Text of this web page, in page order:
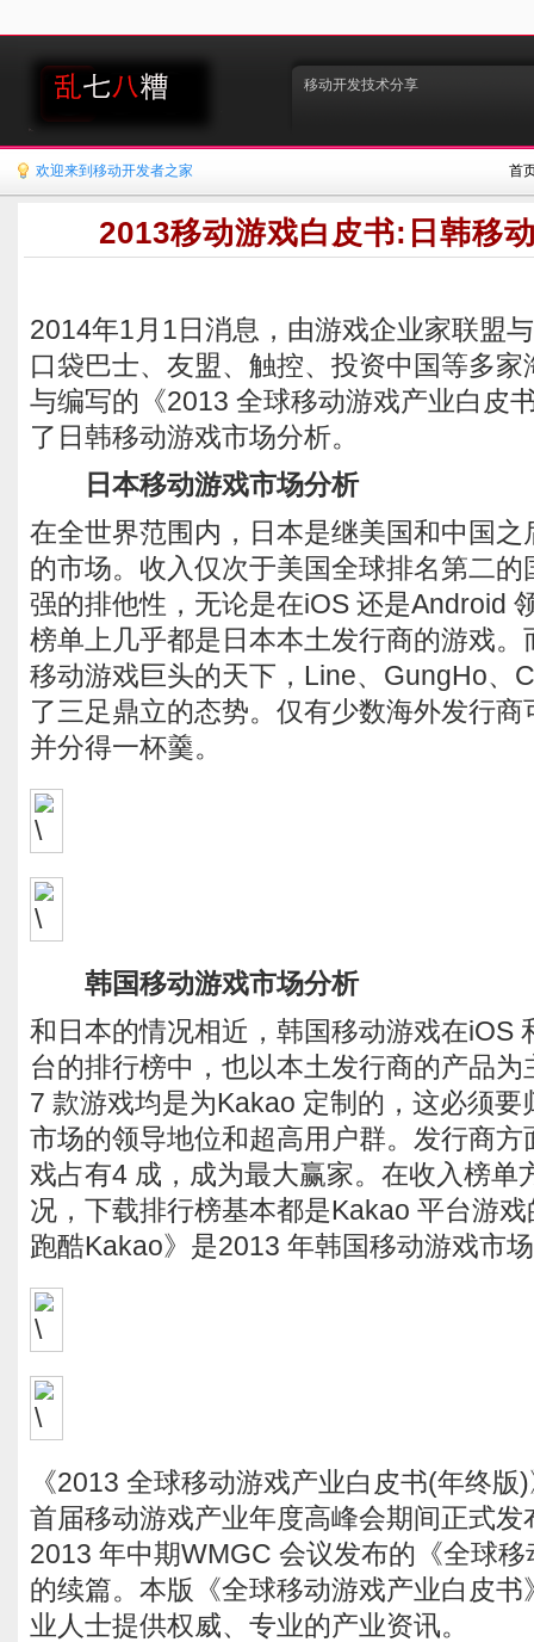
移动开发技术分享
首
欢迎来到移动开发者之家
2013移动游戏白皮书:日韩移
2014年1月1日消息，由游戏企业家联盟
口袋巴士、友盟、触控、投资中国等多
与编写的《2013 全球移动游戏产业白皮
了日韩移动游戏市场分析。
日本移动游戏市场分析
在全世界范围内，日本是继美国和中国
的市场。收入仅次于美国全球排名第二
强的排他性，无论是在iOS 还是Android
榜单上几乎都是日本本土发行商的游戏
移动游戏巨头的天下，Line、GungHo、
了三足鼎立的态势。仅有少数海外发行
并分得一杯羹。
韩国移动游戏市场分析
和日本的情况相近，韩国移动游戏在iOS
台的排行榜中，也以本土发行商的产品
7 款游戏均是为Kakao 定制的，这必须要
市场的领导地位和超高用户群。发行商
戏占有4 成，成为最大赢家。在收入榜单
况，下载排行榜基本都是Kakao 平台游
跑酷Kakao》是2013 年韩国移动游戏市
《2013 全球移动游戏产业白皮书(年终
首届移动游戏产业年度高峰会期间正式发
2013 年中期WMGC 会议发布的《全球
的续篇。本版《全球移动游戏产业白皮
业人士提供权威、专业的产业资讯。